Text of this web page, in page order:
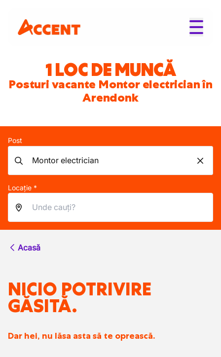
1 LOC DE MUNCĂ
Posturi vacante Montor electrician în
Arendonk
Post
Locație *
Acasă
NICIO POTRIVIRE
GĂSITĂ.
Dar hei, nu lăsa asta să te oprească.